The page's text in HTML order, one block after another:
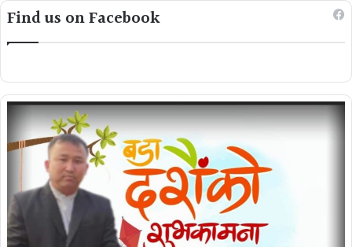
Find us on Facebook